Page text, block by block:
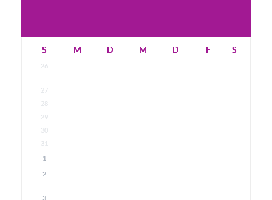
S M D M D F S
26
27
28
29
30
31
1
2
3